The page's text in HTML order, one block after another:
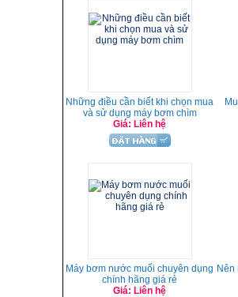
Những điều cần biết khi chọn mua
và sử dụng máy bơm chìm
Giá: Liên hệ
Máy bơm nước muối chuyên dụng
chính hãng giá rẻ
Giá: Liên hệ
Nên